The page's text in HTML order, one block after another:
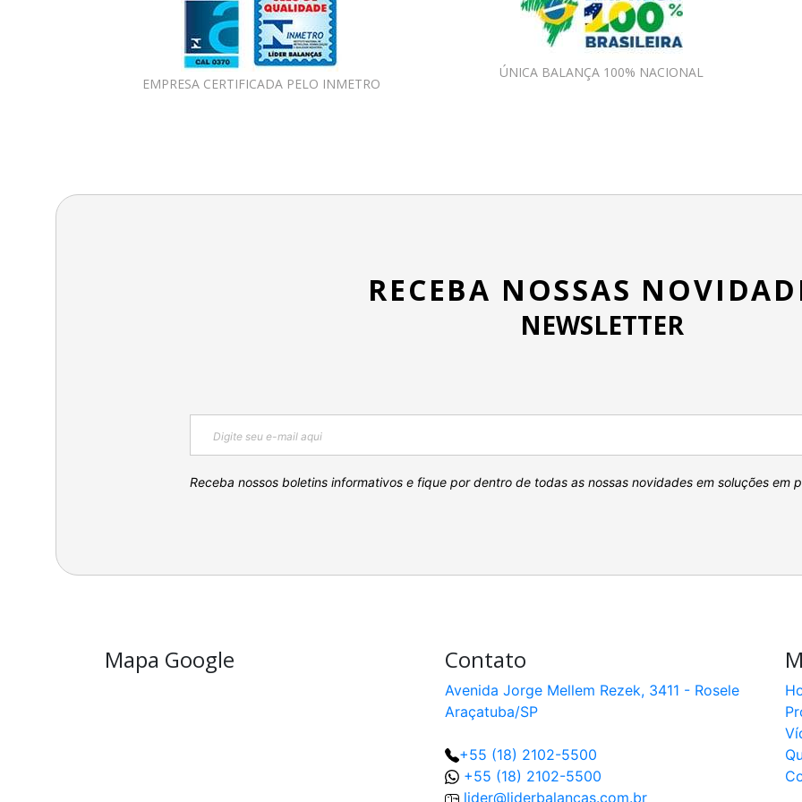
EMPRESA CERTIFICADA PELO INMETRO
ÚNICA BALANÇA 100% NACIONAL
RECEBA NOSSAS
NEWSLETTER
Receba nossos boletins informativos e fique por dentro de todas as nossas novidades em soluções em
Mapa Google Contato
Avenida Jorge Mellem Rezek, 3411 - Rosele
Araçatuba/SP
+55 (18) 2102-5500
+55 (18) 2102-5500
lider@liderbalancas.com.br